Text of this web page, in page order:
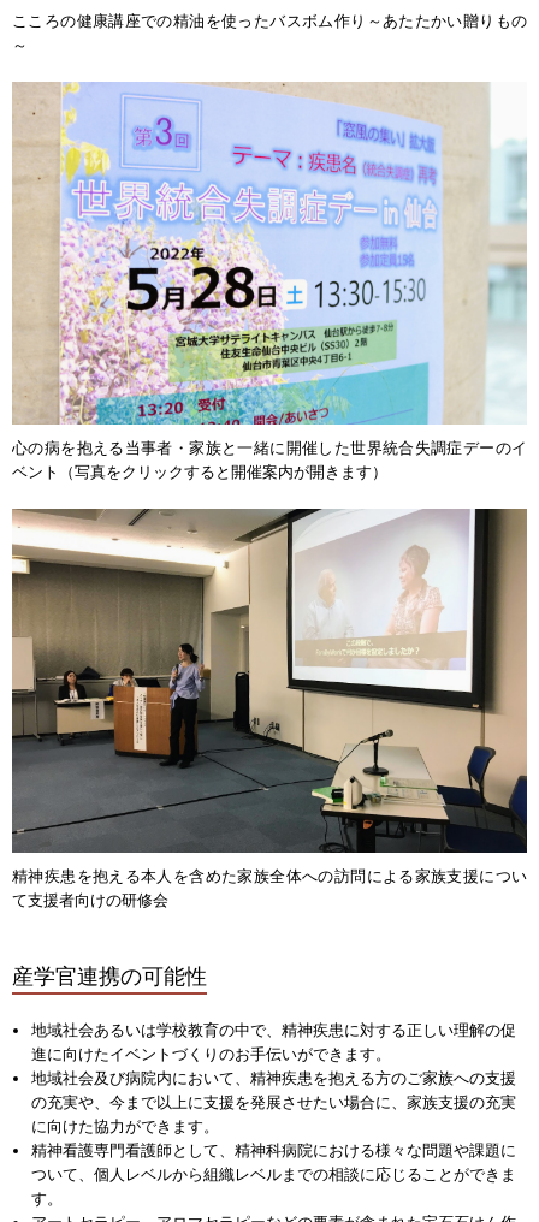
こころの健康講座での精油を使ったバスボム作り～あたたかい贈りもの
～
心の病を抱える当事者・家族と一緒に開催した世界統合失調症デーのイ
ベント（写真をクリックすると開催案内が開きます）
精神疾患を抱える本人を含めた家族全体への訪問による家族支援につい
て支援者向けの研修会
産学官連携の可能性
地域社会あるいは学校教育の中で、精神疾患に対する正しい理解の促
進に向けたイベントづくりのお手伝いができます。
地域社会及び病院内において、精神疾患を抱える方のご家族への支援
の充実や、今まで以上に支援を発展させたい場合に、家族支援の充実
に向けた協力ができます。
精神看護専門看護師として、精神科病院における様々な問題や課題に
ついて、個人レベルから組織レベルまでの相談に応じることができま
す。